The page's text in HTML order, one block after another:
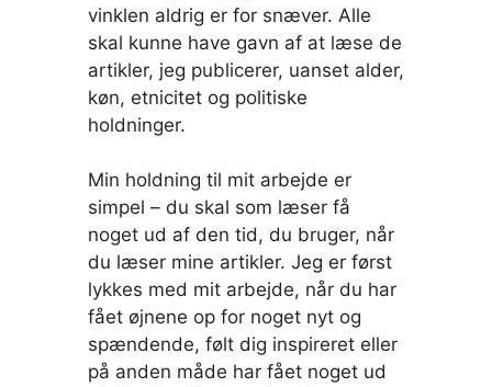
vinklen aldrig er for snæver. Alle
skal kunne have gavn af at læse de
artikler, jeg publicerer, uanset alder,
køn, etnicitet og politiske
holdninger.
Min holdning til mit arbejde er
simpel – du skal som læser få
noget ud af den tid, du bruger, når
du læser mine artikler. Jeg er først
lykkes med mit arbejde, når du har
fået øjnene op for noget nyt og
spændende, følt dig inspireret eller
på anden måde har fået noget ud